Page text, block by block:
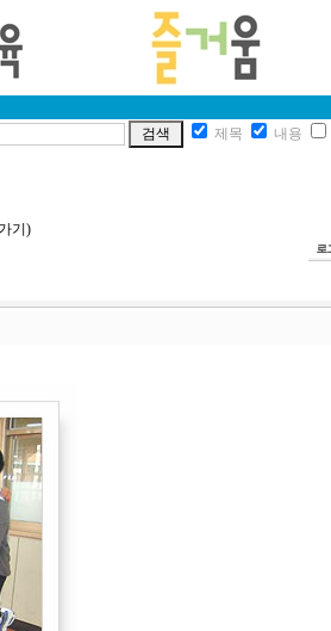
제목 내용
기 )